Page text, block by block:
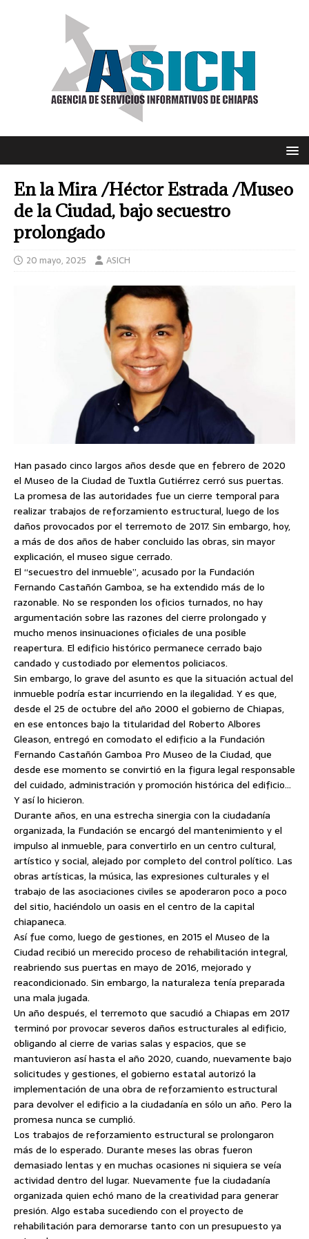
En la Mira /Héctor Estrada /Museo
de la Ciudad, bajo secuestro
prolongado
20 mayo, 2025 ASICH
Han pasado cinco largos años desde que en febrero de 2020
el Museo de la Ciudad de Tuxtla Gutiérrez cerró sus puertas.
La promesa de las autoridades fue un cierre temporal para
realizar trabajos de reforzamiento estructural, luego de los
daños provocados por el terremoto de 2017. Sin embargo, hoy,
a más de dos años de haber concluido las obras, sin mayor
explicación, el museo sigue cerrado.
El “secuestro del inmueble”, acusado por la Fundación
Fernando Castañón Gamboa, se ha extendido más de lo
razonable. No se responden los oficios turnados, no hay
argumentación sobre las razones del cierre prolongado y
mucho menos insinuaciones oficiales de una posible
reapertura. El edificio histórico permanece cerrado bajo
candado y custodiado por elementos policiacos.
Sin embargo, lo grave del asunto es que la situación actual del
inmueble podría estar incurriendo en la ilegalidad. Y es que,
desde el 25 de octubre del año 2000 el gobierno de Chiapas,
en ese entonces bajo la titularidad del Roberto Albores
Gleason, entregó en comodato el edificio a la Fundación
Fernando Castañón Gamboa Pro Museo de la Ciudad, que
desde ese momento se convirtió en la figura legal responsable
del cuidado, administración y promoción histórica del edificio…
Y así lo hicieron.
Durante años, en una estrecha sinergia con la ciudadanía
organizada, la Fundación se encargó del mantenimiento y el
impulso al inmueble, para convertirlo en un centro cultural,
artístico y social, alejado por completo del control político. Las
obras artísticas, la música, las expresiones culturales y el
trabajo de las asociaciones civiles se apoderaron poco a poco
del sitio, haciéndolo un oasis en el centro de la capital
chiapaneca.
Así fue como, luego de gestiones, en 2015 el Museo de la
Ciudad recibió un merecido proceso de rehabilitación integral,
reabriendo sus puertas en mayo de 2016, mejorado y
reacondicionado. Sin embargo, la naturaleza tenía preparada
una mala jugada.
Un año después, el terremoto que sacudió a Chiapas em 2017
terminó por provocar severos daños estructurales al edificio,
obligando al cierre de varias salas y espacios, que se
mantuvieron así hasta el año 2020, cuando, nuevamente bajo
solicitudes y gestiones, el gobierno estatal autorizó la
implementación de una obra de reforzamiento estructural
para devolver el edificio a la ciudadanía en sólo un año. Pero la
promesa nunca se cumplió.
Los trabajos de reforzamiento estructural se prolongaron
más de lo esperado. Durante meses las obras fueron
demasiado lentas y en muchas ocasiones ni siquiera se veía
actividad dentro del lugar. Nuevamente fue la ciudadanía
organizada quien echó mano de la creatividad para generar
presión. Algo estaba sucediendo con el proyecto de
rehabilitación para demorarse tanto con un presupuesto ya